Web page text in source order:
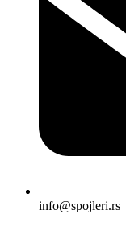
info@spojleri.rs